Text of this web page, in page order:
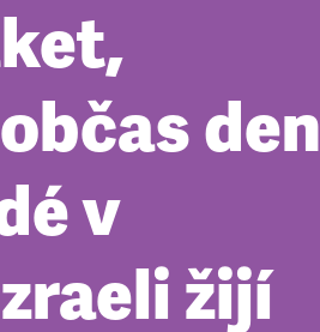
den
v
žijí